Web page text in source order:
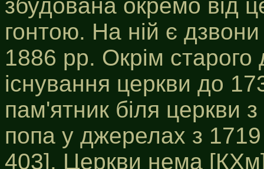
збудована окремо від
гонтою. На ній є
1886 рр. Окрім старого
існування церкви до
пам'ятник біля церкви
попа у джерелах з
403]. Церкви нема